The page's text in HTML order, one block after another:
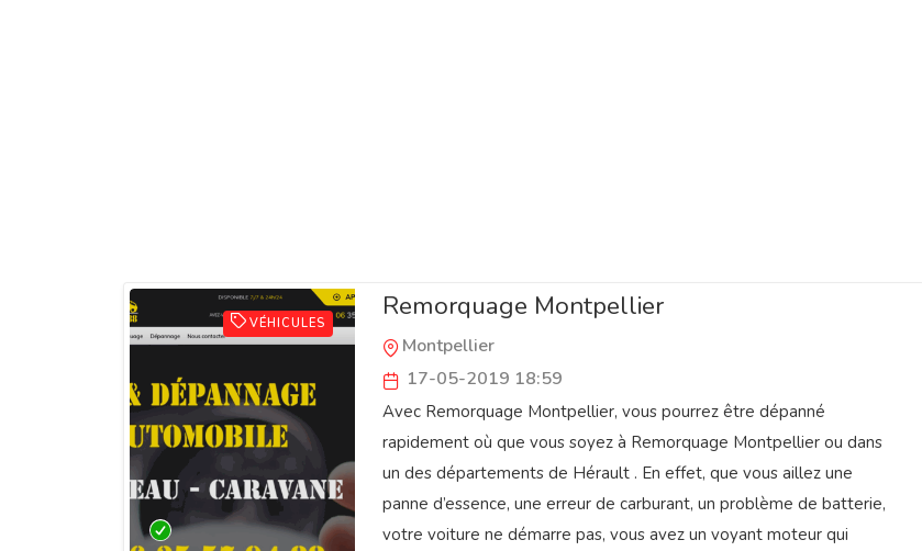
VÉHICULES
Remorquage Montpellier
Montpellier
17-05-2019 18:59
Avec Remorquage Montpellier, vous pourrez être dépanné
rapidement où que vous soyez à Remorquage Montpellier ou dans
un des départements de Hérault . En effet, que vous aillez une
panne d’essence, une erreur de carburant, un problème de batterie,
votre voiture ne démarre pas, vous avez un voyant moteur qui